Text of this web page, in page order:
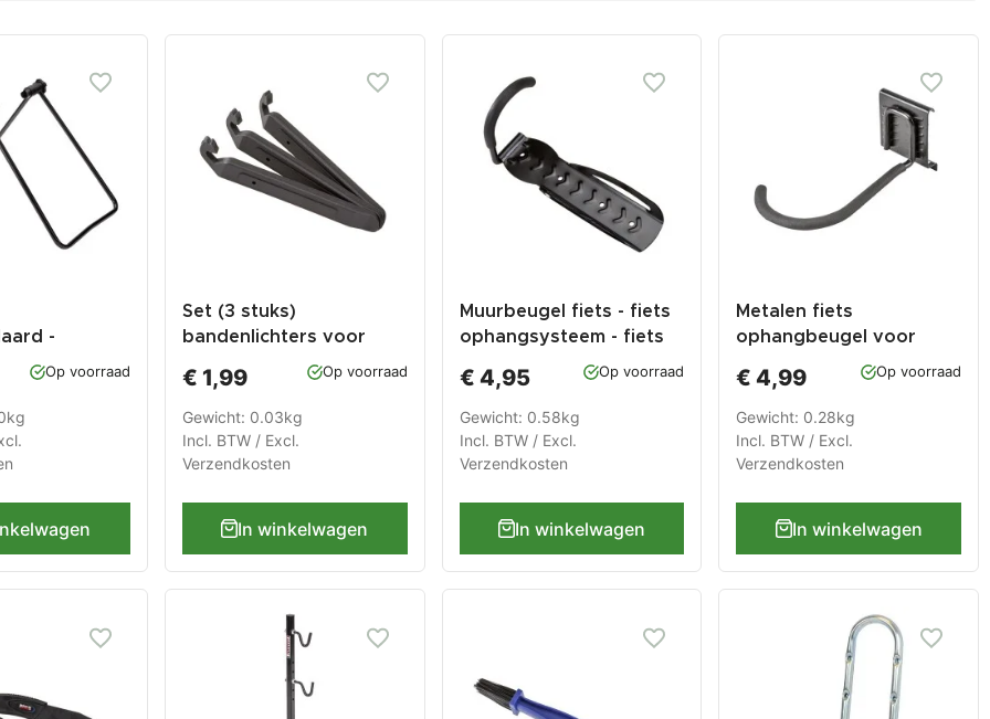
-
standaard
–
Op voorraad
Set (3 stuks)
bandenlichters voor
bandenlichter fiets.
kunststof bandenlepel.
€ 1,99 Op voorraad
Gewicht: 0.03kg
Incl. BTW / Excl.
Verzendkosten
In winkelwagen
Muurbeugel fiets - fiets
ophangsysteem - fiets
ophangen verticaal aan
voorwiel.
€ 4,95 Op voorraad
Gewicht: 0.58kg
Incl. BTW / Excl.
Verzendkosten
In winkelwagen
Metalen fiets
ophangbeugel voor
0850 railsysteem - fiets
ophangsysteem - fiets
ophangen verticaal aan
voorwiel
€ 4,99 Op voorraad
Gewicht: 0.28kg
Incl. BTW / Excl.
Verzendkosten
In winkelwagen